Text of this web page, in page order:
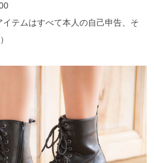
テムはすべて本人の自己申告、そ